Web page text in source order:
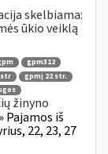
skelbiama:
ūkio veiklą
gpm312
str
gpmį 22 str.
žinyno
Pajamos iš
22, 23, 27